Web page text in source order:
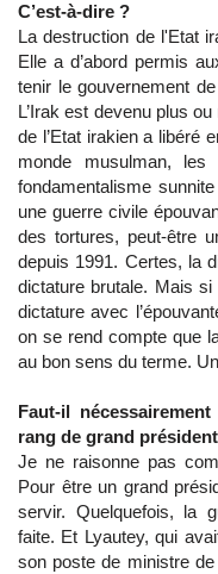
C’est-à-dire ?
La destruction de l'Etat
Elle a d’abord permis
tenir le gouvernement
L’Irak est devenu plus
de l’Etat irakien a libéré
monde musulman, les
fondamentalisme
une guerre civile
des tortures, peut-être
depuis 1991. Certes, la
dictature brutale. Mais
dictature avec
on se rend compte que
au bon sens du terme.
Faut-il
rang de grand
Je ne raisonne pas
Pour être un grand
servir. Quelquefois, la
faite. Et Lyautey, qui
son poste de ministre